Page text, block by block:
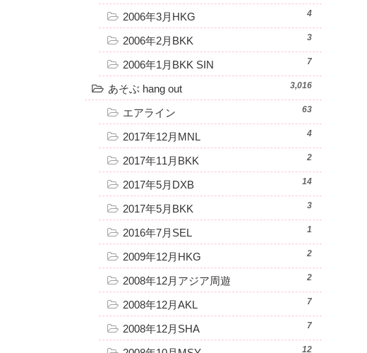
2006年3月HKG 4
2006年2月BKK 3
2006年1月BKK SIN 7
あそぶ hang out 3,016
エアライン 63
2017年12月MNL 4
2017年11月BKK 2
2017年5月DXB 14
2017年5月BKK 3
2016年7月SEL 1
2009年12月HKG 2
2008年12月アジア周遊 2
2008年12月AKL 7
2008年12月SHA 7
12